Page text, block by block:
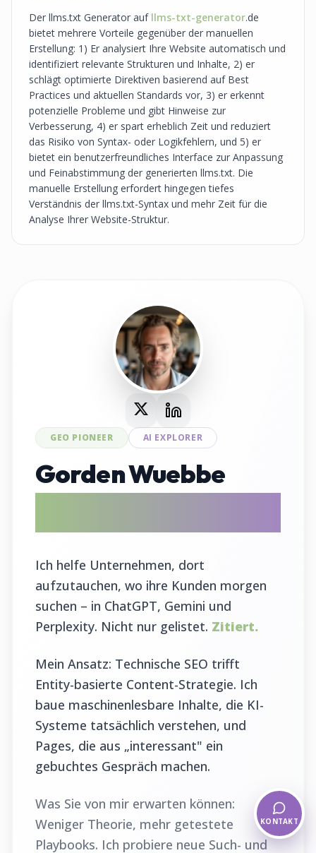
Der llms.txt Generator auf llms-txt-generator.de
bietet mehrere Vorteile gegenüber der manuellen
Erstellung: 1) Er analysiert Ihre Website automatisch und
identifiziert relevante Strukturen und Inhalte, 2) er
schlägt optimierte Direktiven basierend auf Best
Practices und aktuellen Standards vor, 3) er erkennt
potenzielle Probleme und gibt Hinweise zur
Verbesserung, 4) er spart erheblich Zeit und reduziert
das Risiko von Syntax- oder Logikfehlern, und 5) er
bietet ein benutzerfreundliches Interface zur Anpassung
und Feinabstimmung der generierten llms.txt. Die
manuelle Erstellung erfordert hingegen tiefes
Verständnis der llms.txt-Syntax und mehr Zeit für die
Analyse Ihrer Website-Struktur.
GEO PIONEER AI EXPLORER
Gorden Wuebbe
Ich helfe Unternehmen, dort
aufzutauchen, wo ihre Kunden morgen
suchen – in ChatGPT, Gemini und
Perplexity. Nicht nur gelistet. Zitiert.
Mein Ansatz: Technische SEO trifft
Entity-basierte Content-Strategie. Ich
baue maschinenlesbare Inhalte, die KI-
Systeme tatsächlich verstehen, und
Pages, die aus „interessant" ein
gebuchtes Gespräch machen.
Was Sie von mir erwarten können:
Weniger Theorie, mehr getestete
Playbooks. Ich probiere neue Such- und
KONTAKT